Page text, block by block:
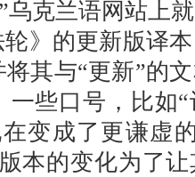
乌克兰语网站上
》的更新版译
其与“更新”的
一些口号，比如
变成了更谦虚
本的变化为了